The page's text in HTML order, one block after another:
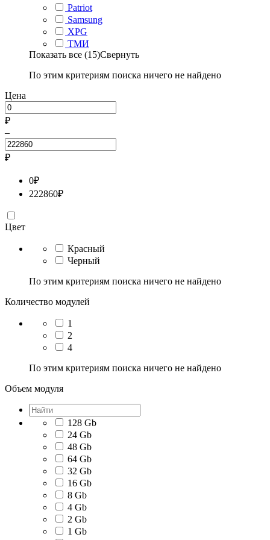
Patriot
Samsung
XPG
ТМИ
Показать все (15)Свернуть
По этим критериям поиска ничего не найдено
Цена
₽
–
₽
0₽
222860₽
Цвет
Красный
Черный
По этим критериям поиска ничего не найдено
Количество модулей
1
2
4
По этим критериям поиска ничего не найдено
Объем модуля
128 Gb
24 Gb
48 Gb
64 Gb
32 Gb
16 Gb
8 Gb
4 Gb
2 Gb
1 Gb